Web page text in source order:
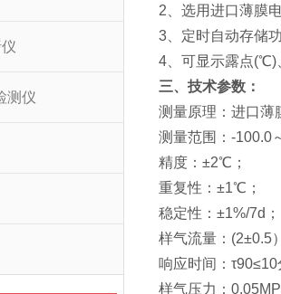
测仪
2、选用进口薄膜
3、定时自动存储
4、可显示露点(℃)
三、技术参数：
测量原理：进口薄
测量范围：-100.0
精度：±2℃；
重复性：±1℃；
稳定性：±1%/7d；
样气流量：(2±0.5
响应时间：
样气压力：